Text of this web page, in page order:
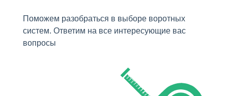
Поможем разобраться в выборе воротных
систем. Ответим на все интересующие вас
вопросы